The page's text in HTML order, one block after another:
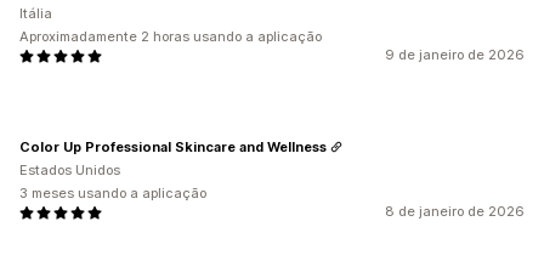
9 de janeiro de 2026
Itália
Aproximadamente 2 horas usando a aplicação
8 de janeiro de 2026
Color Up Professional Skincare and Wellness
Estados Unidos
3 meses usando a aplicação